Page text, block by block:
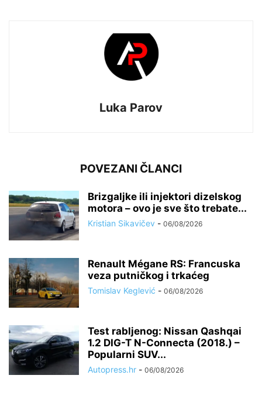
Luka Parov
POVEZANI ČLANCI
Brizgaljke ili injektori dizelskog
motora – ovo je sve što trebate...
Kristian Sikavičev - 06/08/2026
Renault Mégane RS: Francuska
veza putničkog i trkaćeg
Tomislav Keglević - 06/08/2026
Test rabljenog: Nissan Qashqai
1.2 DIG-T N-Connecta (2018.) –
Popularni SUV...
Autopress.hr - 06/08/2026